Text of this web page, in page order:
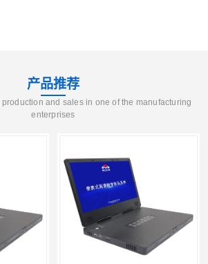
产品推荐
and sales in one of the manufacturing
enterprises